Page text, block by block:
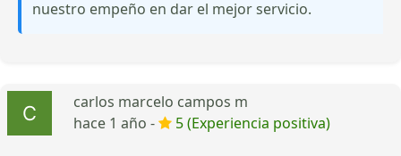
nuestro empeño en dar el mejor servicio.
carlos marcelo campos m
hace 1 año -
5 (Experiencia positiva)